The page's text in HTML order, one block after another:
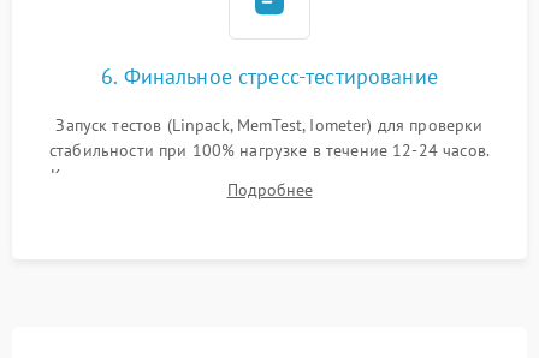
6. Финальное стресс-тестирование
Запуск тестов (Linpack, MemTest, Iometer) для проверки
стабильности при 100% нагрузке в течение 12-24 часов.
Контроль температурных режимов, проверка отсутствия
троттлинга и подготовка сервера к выдаче.
Подробнее